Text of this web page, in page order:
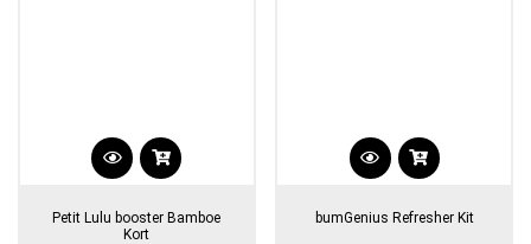
Petit Lulu booster Bamboe
Kort
bumGenius Refresher Kit